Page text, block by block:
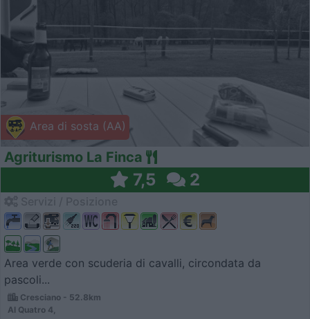
Area di sosta (AA)
Agriturismo La Finca
7,5 2
Area verde con scuderia di cavalli, circondata da
pascoli...
Cresciano - 52.8km
Al Quatro 4,